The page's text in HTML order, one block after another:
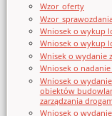
Wzor_oferty
Wniosek o wykup
Wniosek o wykup
Wnisek o wydanie
Wniosek o
Wniosek o
obiektów
zarządzania
Wniosek o